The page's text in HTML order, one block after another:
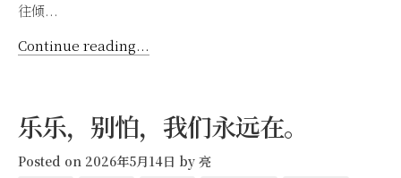
往倾...
Continue reading...
乐乐，别怕，我们永远在。
Posted on 2026年5月14日 by 亮